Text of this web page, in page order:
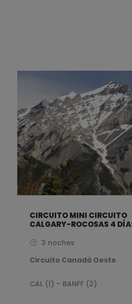
CIRCUITO MINI CIRCUITO
CALGARY-ROCOSAS 4
3 noches
Circuito Canadá Oeste
CAL (1) – BANFF (2)